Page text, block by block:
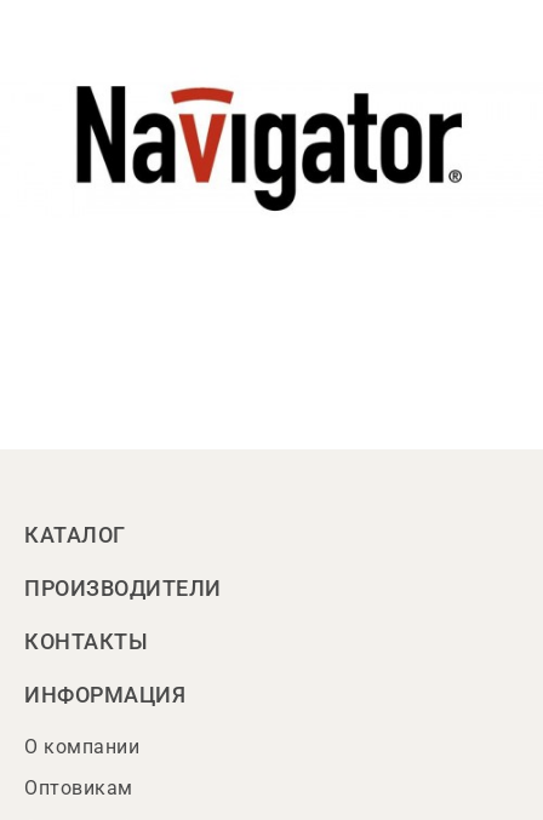
КАТАЛОГ
ПРОИЗВОДИТЕЛИ
КОНТАКТЫ
ИНФОРМАЦИЯ
О компании
Оптовикам